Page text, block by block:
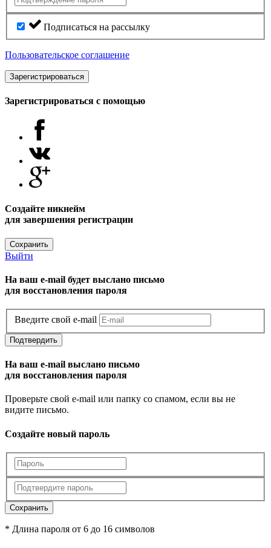
Подписаться на рассылку
Пользовательское соглашение
Зарегистрироваться
Зарегистрироваться с помощью
Создайте никнейм
для завершения регистрации
Сохранить
Выйти
На ваш e-mail будет выслано письмо
для восстановления пароля
Введите свой e-mail
Подтвердить
На ваш e-mail выслано письмо
для восстановления пароля
Проверьте свой e-mail или папку со спамом, если вы не
видите письмо.
Создайте новый пароль
Сохранить
* Длина пароля от 6 до 16 символов